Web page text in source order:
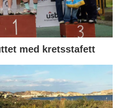
med kretsstafett